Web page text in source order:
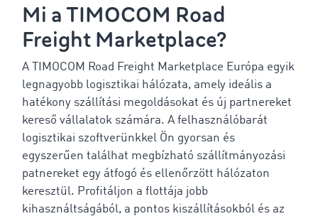
Mi a TIMOCOM Road
Freight Marketplace?
A TIMOCOM Road Freight Marketplace Európa egyik
legnagyobb logisztikai hálózata, amely ideális a
hatékony szállítási megoldásokat és új partnereket
kereső vállalatok számára. A felhasználóbarát
logisztikai szoftverünkkel Ön gyorsan és
egyszerűen találhat megbízható szállítmányozási
patnereket egy átfogó és ellenőrzött hálózaton
keresztül. Profitáljon a flottája jobb
kihasználtságából, a pontos kiszállításokból és az